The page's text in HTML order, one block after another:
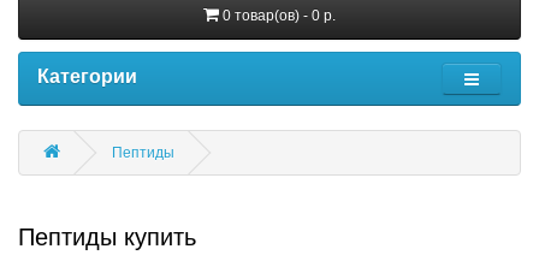
0 товар(ов) - 0 р.
Категории
Пептиды
Пептиды купить